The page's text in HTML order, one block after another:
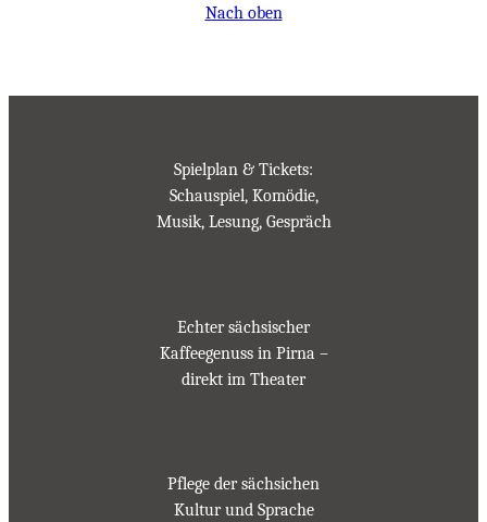
Nach oben
Spielplan & Tickets:
Schauspiel, Komödie,
Musik, Lesung, Gespräch
Echter sächsischer
Kaffeegenuss in Pirna –
direkt im Theater
Pflege der sächsichen
Kultur und Sprache